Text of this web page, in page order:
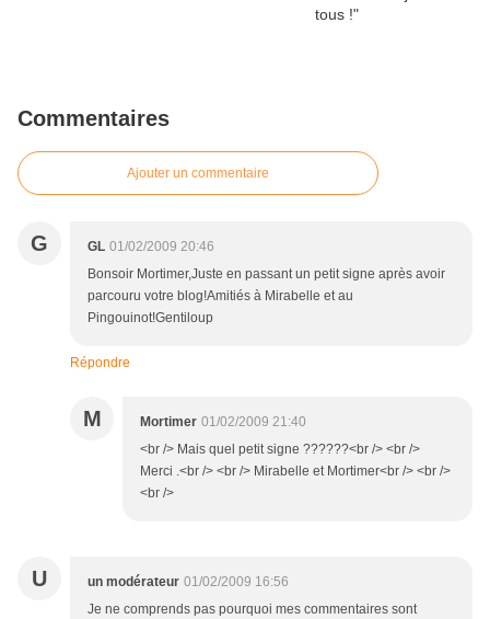
Commentaires
Ajouter un commentaire
G GL 01/02/2009 20:46
Bonsoir Mortimer,Juste en passant un petit signe après avoir
parcouru votre blog!Amitiés à Mirabelle et au
Pingouinot!Gentiloup
Répondre
M Mortimer 01/02/2009 21:40
<br /> Mais quel petit signe ??????<br /> <br />
Merci .<br /> <br /> Mirabelle et Mortimer<br /> <br />
<br />
U un modérateur 01/02/2009 16:56
Je ne comprends pas pourquoi mes commentaires sont